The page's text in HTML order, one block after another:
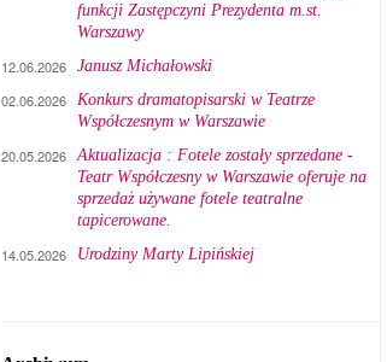
funkcji Zastępczyni Prezydenta m.st.
Warszawy
12.06.2026 Janusz Michałowski
02.06.2026 Konkurs dramatopisarski w Teatrze
Współczesnym w Warszawie
20.05.2026 Aktualizacja : Fotele zostały sprzedane -
Teatr Współczesny w Warszawie oferuje na
sprzedaż używane fotele teatralne
tapicerowane.
14.05.2026 Urodziny Marty Lipińskiej